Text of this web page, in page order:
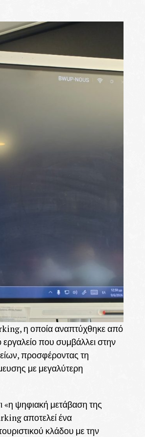
η οποία αναπτύχθηκε από
που συμβάλλει στην
προσφέροντας τη
με μεγαλύτερη
ψηφιακή μετάβαση της
αποτελεί ένα
κλάδου με την